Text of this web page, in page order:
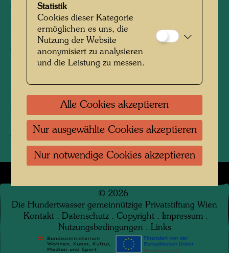
Shepherd
Fotograf:Unbekannt Unknown
Copyright:Hundertwasser Archiv
Hundertwasser kaufte im Jahr 1975 die Farm
in Kaurinui Valley von Jan Shortridge. Rechts
im Bild: ein Nachbar der Farm Dough
Shepherd.
© 2026
Die Hundertwasser gemeinnützige Privatstiftung Wien
Kontakt . Datenschutz . Copyright . Impressum .
Nutzungsbedingungen . Links
Statistik
Cookies dieser Kategorie
ermöglichen es uns, die
Nutzung der Website
anonymisiert zu analysieren
und die Leistung zu messen.
Alle Cookies akzeptieren
Nur ausgewählte Cookies akzeptieren
Nur notwendige Cookies akzeptieren